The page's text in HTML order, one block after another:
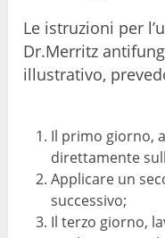
Le istruzioni per
Dr.Merritz
illustrativo,
Il primo giorno,
direttamente
Applicare un
successivo;
Il terzo giorno,